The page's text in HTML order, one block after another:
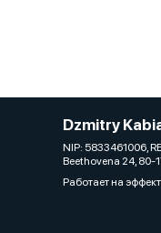
Dzmitry
NIP: 5833461006,
Beethovena 24, 80-
Работает на